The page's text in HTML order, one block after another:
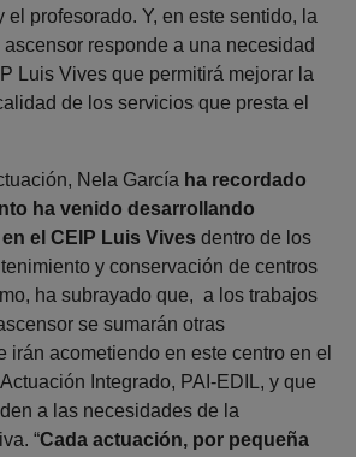
el profesorado. Y, en este sentido, la
responde a una necesidad
Luis Vives que permitirá mejorar la
de los servicios que presta el
Nela García ha recordado
ha venido desarrollando
el CEIP Luis Vives dentro de los
y conservación de centros
ha subrayado que, a los trabajos
se sumarán otras
irán acometiendo en este centro en el
Integrado, PAI-EDIL, y que
a las necesidades de la
“Cada actuación, por pequeña